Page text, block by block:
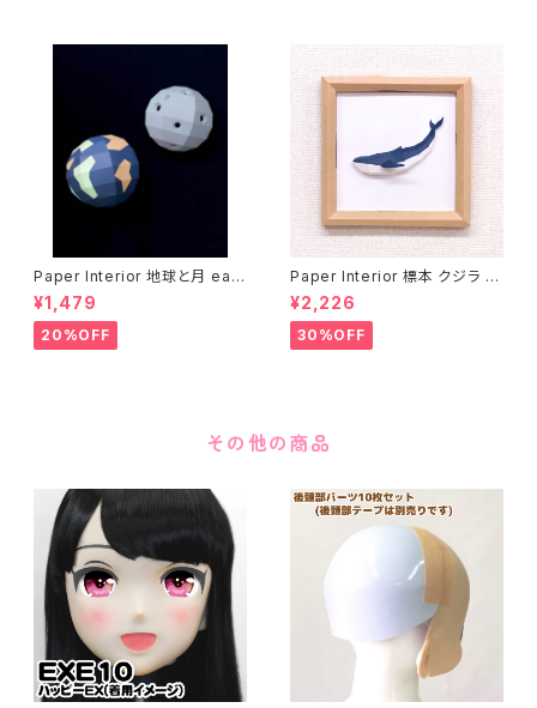
Paper Interior 地球と月 eart
h and moon
¥1,479
20%OFF
Paper Interior 標本 クジラ s
pecimen whale
¥2,226
30%OFF
その他の商品